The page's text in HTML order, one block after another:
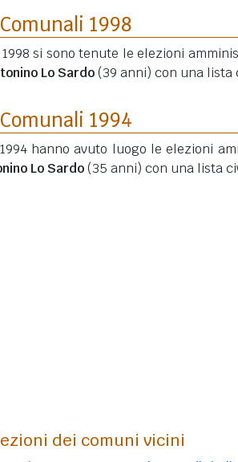
1998
si sono tenute le elezioni
Lo Sardo(39 anni) con una lista
1994
hanno avuto luogo le elezioni
Lo Sardo(35 anni) con una lista
dei comuni vicini